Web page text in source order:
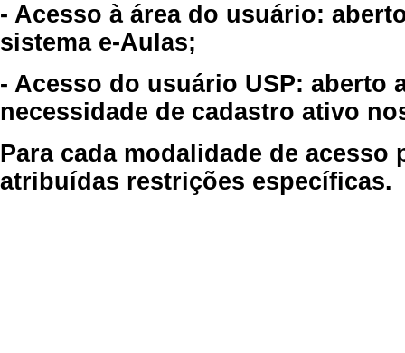
- Acesso à área do usuário:
sistema e-Aulas;
- Acesso do usuário USP: aberto
necessidade de cadastro ativo
Para cada modalidade de
atribuídas restrições específicas.